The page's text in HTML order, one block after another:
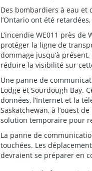
Des bombardiers à eau et
l’Ontario ont été
L’incendie WE011 près
protéger la ligne de
dommage jusqu’à
réduire la visibilité sur
Une panne de
Lodge et Sourdough Bay.
données, l’Internet et la
Saskatchewan, à l’ouest
solution temporaire pour
La panne de
touchées. Les
devraient se préparer en